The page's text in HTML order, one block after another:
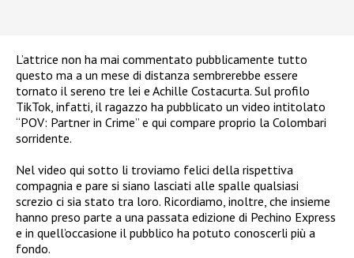
L’attrice non ha mai commentato pubblicamente tutto
questo ma a un mese di distanza sembrerebbe essere
tornato il sereno tre lei e Achille Costacurta. Sul profilo
TikTok, infatti, il ragazzo ha pubblicato un video intitolato
“POV: Partner in Crime” e qui compare proprio la Colombari
sorridente.
Nel video qui sotto li troviamo felici della rispettiva
compagnia e pare si siano lasciati alle spalle qualsiasi
screzio ci sia stato tra loro. Ricordiamo, inoltre, che insieme
hanno preso parte a una passata edizione di Pechino Express
e in quell’occasione il pubblico ha potuto conoscerli più a
fondo.